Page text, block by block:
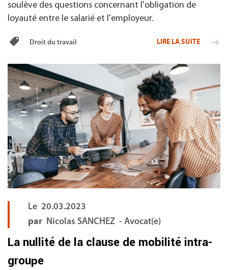
soulève des questions concernant l'obligation de
loyauté entre le salarié et l'employeur.
Droit du travail LIRE LA SUITE
Le 20.03.2023
par Nicolas SANCHEZ - Avocat(e)
La nullité de la clause de mobilité intra-
groupe